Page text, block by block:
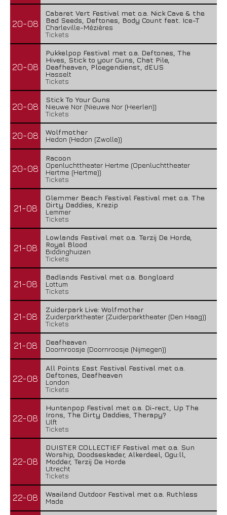
20-08
Cabaret Vert Festival met o.a. Nick Cave & the
Bad Seeds, Deftones, Body Count feat. Ice-T
Charleville-Mézières
Tickets
20-08
Pukkelpop Festival met o.a. Deftones, The
Hives, Stick to your Guns, Chat Pile,
Deafheaven, Ploegendienst, dEUS
Hasselt
Tickets
20-08
Stick To Your Guns
Nieuwe Nor (Nieuwe Nor (Heerlen))
Tickets
20-08
Wolfmother
Hedon (Hedon (Zwolle))
20-08
Racoon
Openluchttheater Hertme (Openluchttheater
Hertme (Hertme))
Tickets
21-08
Glemmer Beach Festival Festival met o.a. The
Dirty Daddies, Krezip
Lemmer
Tickets
21-08
Lowlands Festival met o.a. Terzij De Horde,
Royal Blood
Biddinghuizen
Tickets
21-08
Badlands Festival met o.a. Bongloard
Lottum
Tickets
21-08
Zuiderpark Live: Wolfmother
Zuiderparktheater (Zuiderparktheater (Den Haag))
Tickets
21-08
Deafheaven
Doornroosje (Doornroosje (Nijmegen))
22-08
All Points East Festival Festival met o.a.
Deftones, Deafheaven
London
Tickets
22-08
Huntenpop Festival met o.a. Di-rect, Up The
Irons, The Dirty Daddies, Therapy?
Ulft
Tickets
22-08
DUISTER COLLECTIEF Festival met o.a. Sun
Worship, Doodseskader, Alkerdeel, Ggu:ll,
Modder, Terzij De Horde
Utrecht
Tickets
22-08
Waailand Outdoor Festival met o.a. Ruthless
Made